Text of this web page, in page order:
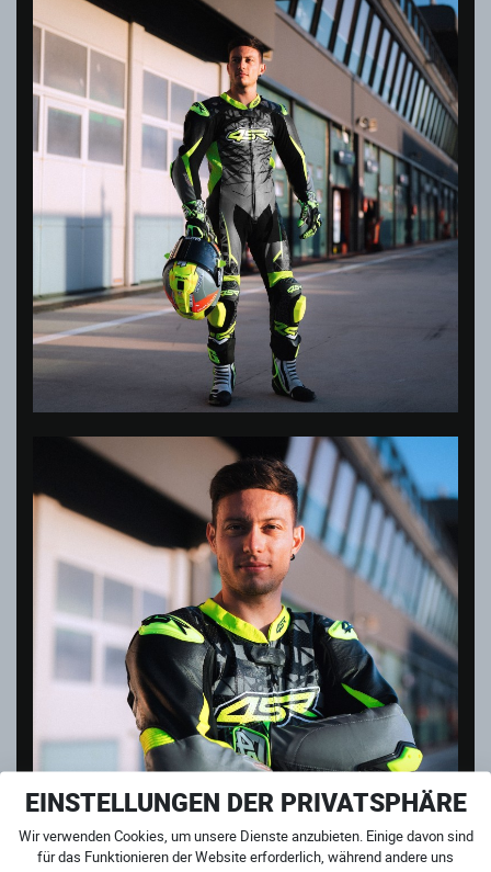
EINSTELLUNGEN DER PRIVATSPHÄRE
Wir verwenden Cookies, um unsere Dienste anzubieten. Einige davon sind
für das Funktionieren der Website erforderlich, während andere uns